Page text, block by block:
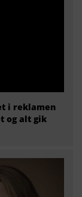
i reklamen
og alt gik